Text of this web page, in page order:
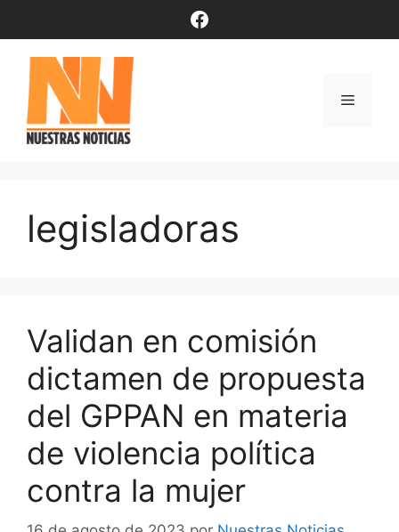
contenido
Facebook
Menú
legisladoras
Validan en comisión
dictamen de propuesta
del GPPAN en materia
de violencia política
contra la mujer